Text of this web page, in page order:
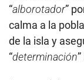
“alborotador”
calma a la
de la isla y
“determinación